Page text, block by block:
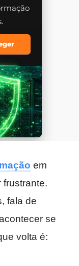
em
frustrante.
fala de
se
volta é: